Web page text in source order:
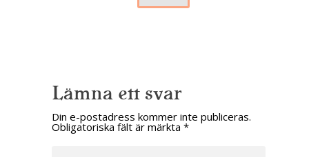
Lämna ett svar
Din e-postadress kommer inte publiceras.
Obligatoriska fält är märkta *